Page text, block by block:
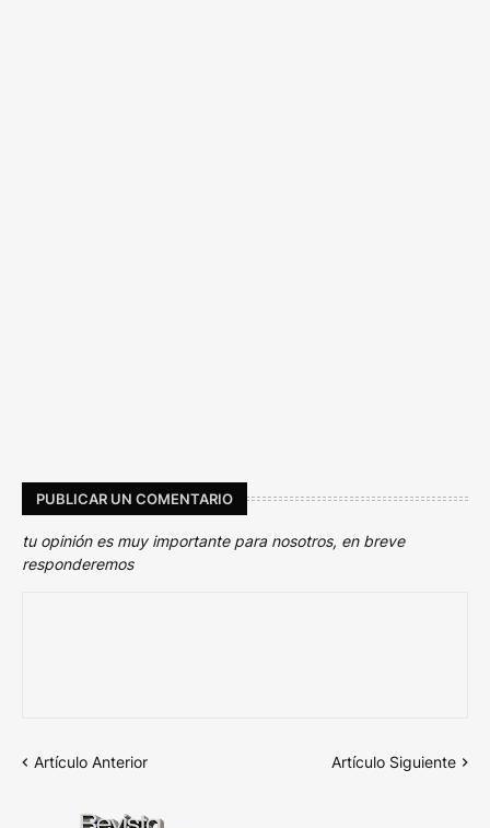
PUBLICAR UN COMENTARIO
tu opinión es muy importante para nosotros, en breve
responderemos
Artículo Anterior Artículo Siguiente